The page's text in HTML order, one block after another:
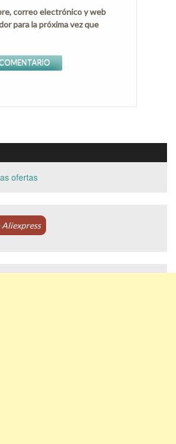
correo electrónico y web
para la próxima vez que
ofertas
Aliexpress